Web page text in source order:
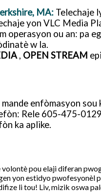
MA: Telechaje
yon VLC Media
operasyon ou an: pa
w la.
, OPEN STREAM
mande enfòmasyon
Rele 605-475-
ka aplike.
pou elaji diferan
yon estidyo pwofesyonèl
li tou! Liv, mizik oswa